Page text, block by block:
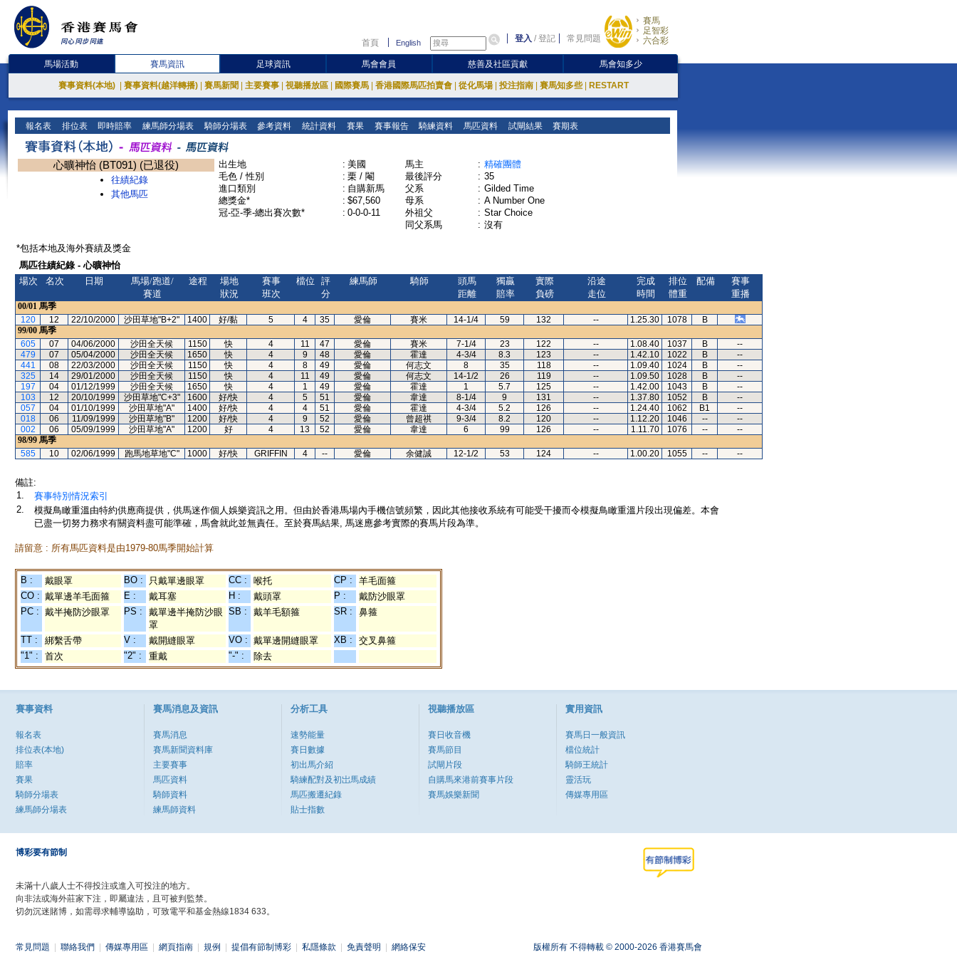
首頁 English 登入 /登記 常見問題
賽馬
足智彩
六合彩
馬場活動 賽馬資訊 足球資訊 馬會會員 慈善及社區貢獻 馬會知多少
賽事資料(本地) 賽事資料(越洋轉播) 賽馬新聞 主要賽事 視聽播放區 國際賽馬 香港國際馬匹拍賣會 從化馬場 投注指南 賽馬知多些 RESTART
報名表 排位表 即時賠率 練馬師分場表 騎師分場表 參考資料 統計資料 賽果 賽事報告 騎練資料 馬匹資料 試閘結果 賽期表
心曠神怡 (BT091) (已退役)
往績紀錄
其他馬匹
出生地 : 美國
毛色 / 性別
: 栗 / 閹
進口類別
: 自購新馬
總獎金*
: $67,560
冠-亞-季-總出賽次數*
: 0-0-0-11
馬主 : 精確團體
最後評分
: 35
父系
: Gilded Time
母系
: A Number One
外祖父
: Star Choice
同父系馬
: 沒有
*包括本地及海外賽績及獎金
馬匹往績紀錄 - 心曠神怡
場次
名次 日期
馬場/跑道/
賽道
途程
場地
狀況
賽事
班次
檔位
評
分
練馬師 騎師
頭馬
距離
獨贏
賠率
實際
負磅
沿途
走位
完成
時間
排位
體重
配備
賽事
重播
00/01 馬季
120
12 22/10/2000 沙田草地"B+2" 1400 好/黏 5 4 35 愛倫 賽米 14-1/4 59 132 -- 1.25.30 1078
B
99/00 馬季
605
07 04/06/2000 沙田全天候 1150 快 4 11 47 愛倫 賽米 7-1/4 23 122 -- 1.08.40 1037 B
--
479
07 05/04/2000 沙田全天候 1650 快 4 9 48 愛倫 霍達 4-3/4 8.3 123 -- 1.42.10 1022 B
--
441
08 22/03/2000 沙田全天候 1150 快 4 8 49 愛倫 何志文 8 35 118 -- 1.09.40 1024 B
--
325
14 29/01/2000 沙田全天候 1150 快 4 11 49 愛倫 何志文 14-1/2 26 119 -- 1.09.50 1028 B
--
197
04 01/12/1999 沙田全天候 1650 快 4 1 49 愛倫 霍達 1 5.7 125 -- 1.42.00 1043 B
--
103
12 20/10/1999 沙田草地"C+3" 1600 好/快 4 5 51 愛倫 韋達 8-1/4 9 131 -- 1.37.80 1052 B
--
057
04 01/10/1999 沙田草地"A" 1400 好/快 4 4 51 愛倫 霍達 4-3/4 5.2 126 -- 1.24.40 1062 B1
--
018
06 11/09/1999 沙田草地"B" 1200 好/快 4 9 52 愛倫 曾超祺 9-3/4 8.2 120 -- 1.12.20 1046 --
--
002
06 05/09/1999 沙田草地"A" 1200 好 4 13 52 愛倫 韋達 6 99 126 -- 1.11.70 1076 --
--
98/99 馬季
585
10 02/06/1999 跑馬地草地"C" 1000 好/快 GRIFFIN 4 -- 愛倫 余健誠 12-1/2 53 124 -- 1.00.20 1055 -- --
備註:
1.
賽事特別情況索引
2.
模擬鳥瞰重溫由特約供應商提供，供馬迷作個人娛樂資訊之用。但由於香港馬場內手機信號頻繁，因此其他接收系統有可能受干擾而令模擬鳥瞰重溫片段出現偏差。本會
已盡一切努力務求有關資料盡可能準確，馬會就此並無責任。至於賽馬結果, 馬迷應參考實際的賽馬片段為準。
請留意 : 所有馬匹資料是由1979-80馬季開始計算
B : 戴眼罩 BO : 只戴單邊眼罩 CC : 喉托 CP :
羊毛面箍
CO : 戴單邊羊毛面箍 E : 戴耳塞 H : 戴頭罩 P :
戴防沙眼罩
PC : 戴半掩防沙眼罩 PS :
戴單邊半掩防沙眼
罩
SB : 戴羊毛額箍 SR : 鼻箍
TT : 綁繫舌帶 V : 戴開縫眼罩 VO : 戴單邊開縫眼罩 XB :
交叉鼻箍
"1" :
首次 "2" : 重戴 "-" : 除去
賽事資料
報名表
排位表(本地)
賠率
賽果
騎師分場表
練馬師分場表
賽馬消息及資訊
賽馬消息
賽馬新聞資料庫
主要賽事
馬匹資料
騎師資料
練馬師資料
分析工具
速勢能量
賽日數據
初出馬介紹
騎練配對及初岀馬成績
馬匹搬遷紀錄
貼士指數
視聽播放區
賽日收音機
賽馬節目
試閘片段
自購馬來港前賽事片段
賽馬娛樂新聞
實用資訊
賽馬日一般資訊
檔位統計
騎師王統計
靈活玩
傳媒專用區
博彩要有節制
未滿十八歲人士不得投注或進入可投注的地方。
向非法或海外莊家下注，即屬違法，且可被判監禁。
切勿沉迷賭博，如需尋求輔導協助，可致電平和基金熱線1834 633。
常見問題 聯絡我們 傳媒專用區 網頁指南 規例 提倡有節制博彩 私隱條款 免責聲明 網絡保安 版權所有 不得轉載 © 2000-2026 香港賽馬會